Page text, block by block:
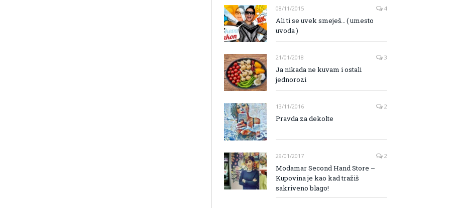
08/11/2015 4
Ali ti se uvek smeješ… ( umesto
uvoda )
21/01/2018 3
Ja nikada ne kuvam i ostali
jednorozi
13/11/2016 2
Pravda za dekolte
29/01/2017 2
Modamar Second Hand Store –
Kupovina je kao kad tražiš
sakriveno blago!